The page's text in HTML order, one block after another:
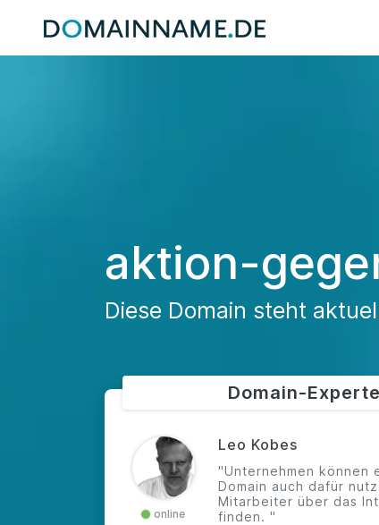
aktion-
Diese Domain steht
Domain-Experte
online
Leo Kobes
"Unternehmen können
Domain auch dafür
Mitarbeiter über das
finden. "